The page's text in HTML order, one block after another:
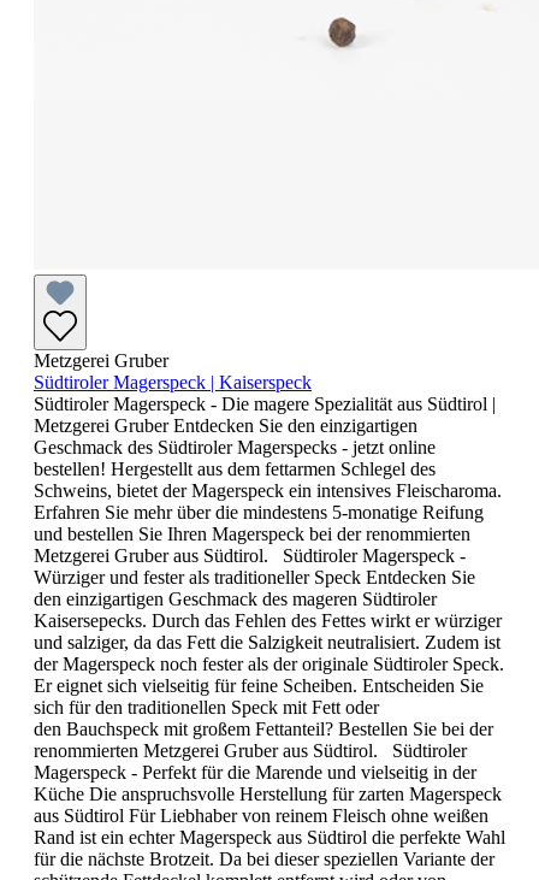
Metzgerei Gruber
Südtiroler Magerspeck | Kaiserspeck
Südtiroler Magerspeck - Die magere Spezialität aus Südtirol |
Metzgerei Gruber Entdecken Sie den einzigartigen
Geschmack des Südtiroler Magerspecks - jetzt online
bestellen! Hergestellt aus dem fettarmen Schlegel des
Schweins, bietet der Magerspeck ein intensives Fleischaroma.
Erfahren Sie mehr über die mindestens 5-monatige Reifung
und bestellen Sie Ihren Magerspeck bei der renommierten
Metzgerei Gruber aus Südtirol. Südtiroler Magerspeck -
Würziger und fester als traditioneller Speck Entdecken Sie
den einzigartigen Geschmack des mageren Südtiroler
Kaisersepecks. Durch das Fehlen des Fettes wirkt er würziger
und salziger, da das Fett die Salzigkeit neutralisiert. Zudem ist
der Magerspeck noch fester als der originale Südtiroler Speck.
Er eignet sich vielseitig für feine Scheiben. Entscheiden Sie
sich für den traditionellen Speck mit Fett oder
den Bauchspeck mit großem Fettanteil? Bestellen Sie bei der
renommierten Metzgerei Gruber aus Südtirol. Südtiroler
Magerspeck - Perfekt für die Marende und vielseitig in der
Küche Die anspruchsvolle Herstellung für zarten Magerspeck
aus Südtirol Für Liebhaber von reinem Fleisch ohne weißen
Rand ist ein echter Magerspeck aus Südtirol die perfekte Wahl
für die nächste Brotzeit. Da bei dieser speziellen Variante der